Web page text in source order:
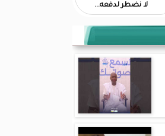
لا نضطر لدفعه...